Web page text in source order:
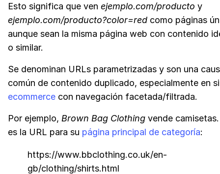
Esto significa que ven ejemplo.com/producto y
ejemplo.com/producto?color=red como páginas
aunque sean la misma página web con contenido
o similar.
Se denominan URLs parametrizadas y son una
común de contenido duplicado, especialmente en
ecommerce con navegación facetada/filtrada.
Por ejemplo, Brown Bag Clothing vende
es la URL para su página principal de categoría:
https://www.bbclothing.co.uk/en-
gb/clothing/shirts.html